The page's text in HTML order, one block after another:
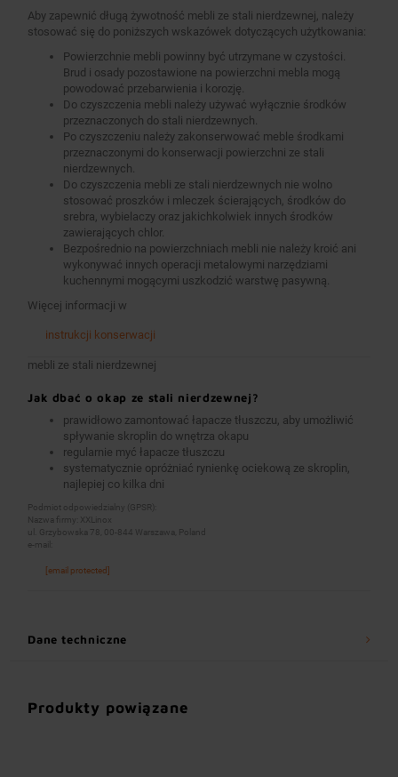
Aby zapewnić długą żywotność mebli ze stali nierdzewnej, należy
stosować się do poniższych wskazówek dotyczących użytkowania:
Powierzchnie mebli powinny być utrzymane w czystości.
Brud i osady pozostawione na powierzchni mebla mogą
powodować przebarwienia i korozję.
Do czyszczenia mebli należy używać wyłącznie środków
przeznaczonych do stali nierdzewnych.
Po czyszczeniu należy zakonserwować meble środkami
przeznaczonymi do konserwacji powierzchni ze stali
nierdzewnych.
Do czyszczenia mebli ze stali nierdzewnych nie wolno
stosować proszków i mleczek ścierających, środków do
srebra, wybielaczy oraz jakichkolwiek innych środków
zawierających chlor.
Bezpośrednio na powierzchniach mebli nie należy kroić ani
wykonywać innych operacji metalowymi narzędziami
kuchennymi mogącymi uszkodzić warstwę pasywną.
Więcej informacji w
instrukcji konserwacji
mebli ze stali nierdzewnej
Jak dbać o okap ze stali nierdzewnej?
prawidłowo zamontować łapacze tłuszczu, aby umożliwić
spływanie skroplin do wnętrza okapu
regularnie myć łapacze tłuszczu
systematycznie opróżniać rynienkę ociekową ze skroplin,
najlepiej co kilka dni
Podmiot odpowiedzialny (GPSR):
Nazwa firmy: XXLinox
ul. Grzybowska 78, 00-844 Warszawa, Poland
e-mail:
[email protected]
Dane techniczne
Produkty powiązane